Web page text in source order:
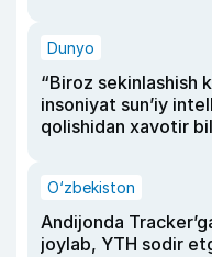
Dunyo
“Biroz sekinlashish
insoniyat sun’iy
qolishidan xavotir
O‘zbekiston
Andijonda
joylab, YTH sodir